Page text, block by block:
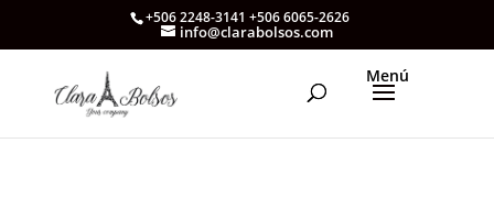
+506 2248-3141 +506 6065-2626
info@clarabolsos.com